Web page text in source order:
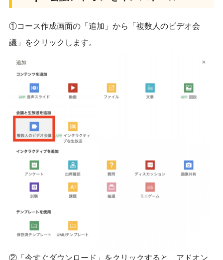
①コース作成画面の「追加」から「複数人のビデオ会
議」をクリックします。
②「今すぐダウンロード」をクリックすると、アドオン